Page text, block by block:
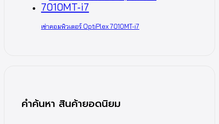
เช่าคอมพิวเตอร์ OptiPlex 7010MT-i7
คำค้นหา สินค้ายอดนิยม